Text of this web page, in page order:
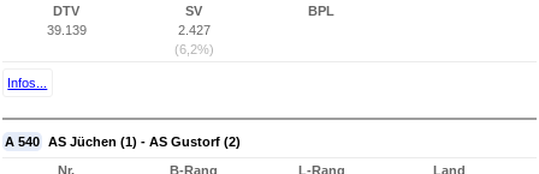
DTV
39.139
SV
2.427
(6,2%)
BPL
Infos...
A 540 AS Jüchen (1) - AS Gustorf (2)
Nr.
B-Rang
L-Rang
Land